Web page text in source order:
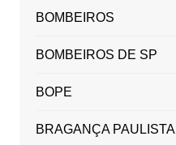
BOMBEIROS
BOMBEIROS DE SP
BOPE
BRAGANÇA PAULISTA